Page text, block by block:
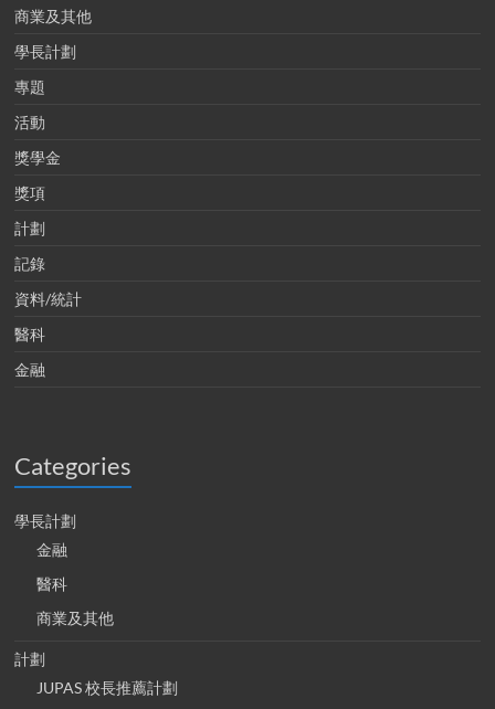
商業及其他
學長計劃
專題
活動
獎學金
獎項
計劃
記錄
資料/統計
醫科
金融
Categories
學長計劃
金融
醫科
商業及其他
計劃
JUPAS 校長推薦計劃